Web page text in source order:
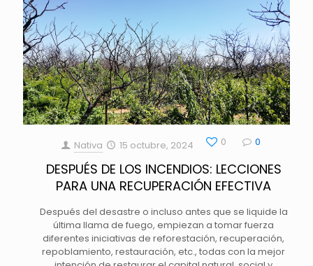
Nativa 15 octubre, 2024 0 0
DESPUÉS DE LOS INCENDIOS: LECCIONES
PARA UNA RECUPERACIÓN EFECTIVA
Después del desastre o incluso antes que se liquide la
última llama de fuego, empiezan a tomar fuerza
diferentes iniciativas de reforestación, recuperación,
repoblamiento, restauración, etc., todas con la mejor